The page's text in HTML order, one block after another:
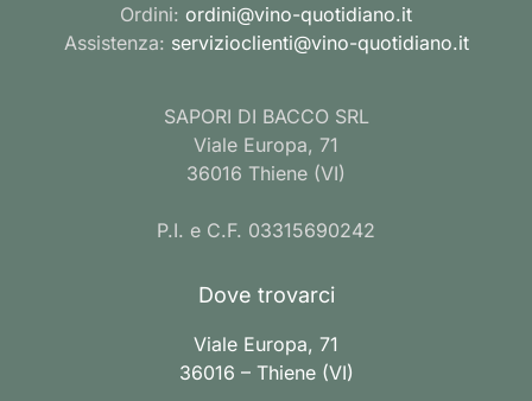
Ordini: ordini@vino-quotidiano.it
Assistenza: servizioclienti@vino-quotidiano.it
SAPORI DI BACCO SRL
Viale Europa, 71
36016 Thiene (VI)
P.I. e C.F. 03315690242
Dove trovarci
Viale Europa, 71
36016 – Thiene (VI)